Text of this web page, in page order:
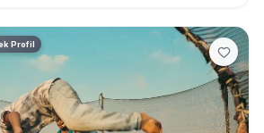
Profil